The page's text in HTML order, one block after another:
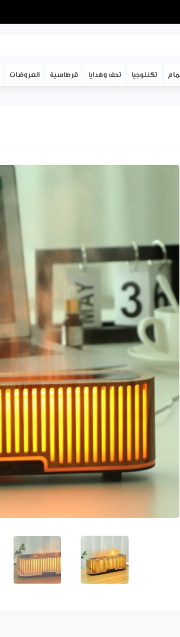
تكنلوجيا تحف وهدايا قرطاسية العروضات